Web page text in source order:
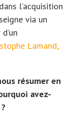
l’acquisition
via un
Lamand,
résumer en
avez-